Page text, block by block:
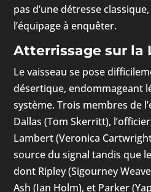
pas d’une détresse
l’équipage à enquêter.
Atterrissage sur la
Le vaisseau se pose
désertique, endommageant
système. Trois membres de
Dallas (Tom Skerritt),
Lambert (Veronica
source du signal tandis que
dont Ripley (Sigourney
Ash (Ian Holm), et Parker